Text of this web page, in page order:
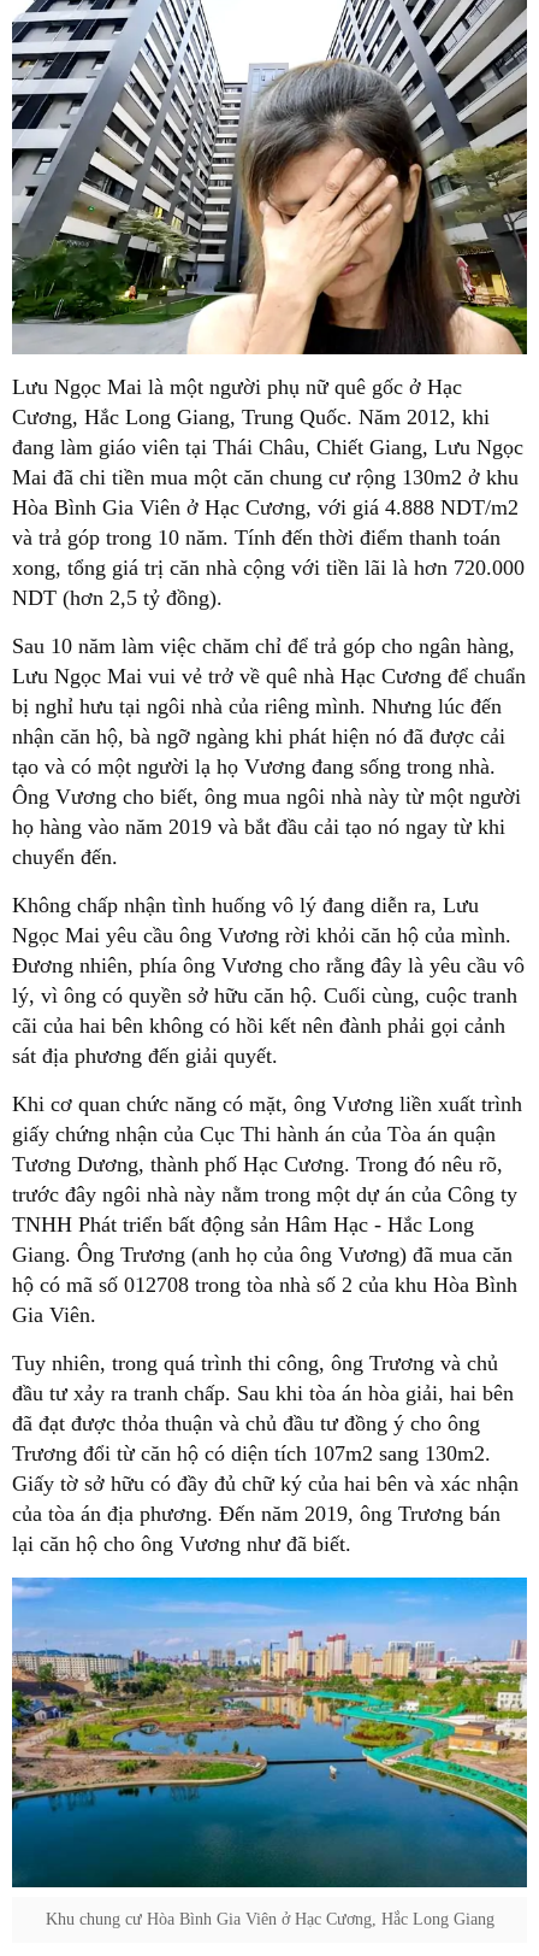
Lưu Ngọc Mai là một người phụ nữ quê gốc ở Hạc
Cương, Hắc Long Giang, Trung Quốc. Năm 2012, khi
đang làm giáo viên tại Thái Châu, Chiết Giang, Lưu Ngọc
Mai đã chi tiền mua một căn chung cư rộng 130m2 ở khu
Hòa Bình Gia Viên ở Hạc Cương, với giá 4.888 NDT/m2
và trả góp trong 10 năm. Tính đến thời điểm thanh toán
xong, tổng giá trị căn nhà cộng với tiền lãi là hơn 720.000
NDT (hơn 2,5 tỷ đồng).
Sau 10 năm làm việc chăm chỉ để trả góp cho ngân hàng,
Lưu Ngọc Mai vui vẻ trở về quê nhà Hạc Cương để chuẩn
bị nghỉ hưu tại ngôi nhà của riêng mình. Nhưng lúc đến
nhận căn hộ, bà ngỡ ngàng khi phát hiện nó đã được cải
tạo và có một người lạ họ Vương đang sống trong nhà.
Ông Vương cho biết, ông mua ngôi nhà này từ một người
họ hàng vào năm 2019 và bắt đầu cải tạo nó ngay từ khi
chuyển đến.
Không chấp nhận tình huống vô lý đang diễn ra, Lưu
Ngọc Mai yêu cầu ông Vương rời khỏi căn hộ của mình.
Đương nhiên, phía ông Vương cho rằng đây là yêu cầu vô
lý, vì ông có quyền sở hữu căn hộ. Cuối cùng, cuộc tranh
cãi của hai bên không có hồi kết nên đành phải gọi cảnh
sát địa phương đến giải quyết.
Khi cơ quan chức năng có mặt, ông Vương liền xuất trình
giấy chứng nhận của Cục Thi hành án của Tòa án quận
Tương Dương, thành phố Hạc Cương. Trong đó nêu rõ,
trước đây ngôi nhà này nằm trong một dự án của Công ty
TNHH Phát triển bất động sản Hâm Hạc - Hắc Long
Giang. Ông Trương (anh họ của ông Vương) đã mua căn
hộ có mã số 012708 trong tòa nhà số 2 của khu Hòa Bình
Gia Viên.
Tuy nhiên, trong quá trình thi công, ông Trương và chủ
đầu tư xảy ra tranh chấp. Sau khi tòa án hòa giải, hai bên
đã đạt được thỏa thuận và chủ đầu tư đồng ý cho ông
Trương đổi từ căn hộ có diện tích 107m2 sang 130m2.
Giấy tờ sở hữu có đầy đủ chữ ký của hai bên và xác nhận
của tòa án địa phương. Đến năm 2019, ông Trương bán
lại căn hộ cho ông Vương như đã biết.
Khu chung cư Hòa Bình Gia Viên ở Hạc Cương, Hắc Long Giang